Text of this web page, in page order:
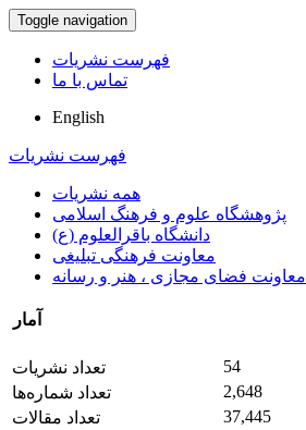
Toggle navigation
فهرست نشریات
تماس با ما
English
فهرست نشریات
همه نشریات
پژوهشگاه علوم و فرهنگ اسلامی
دانشگاه باقرالعلوم (ع)
معاونت فرهنگی تبلیغی
معاونت فضای مجازی ، هنر و رسانه
آمار
تعداد نشریات
54
تعداد شماره‌ها
2,648
تعداد مقالات
37,445